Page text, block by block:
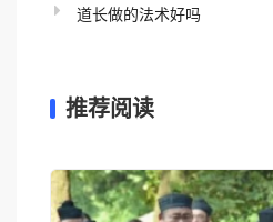
道长做的法术好吗
推荐阅读